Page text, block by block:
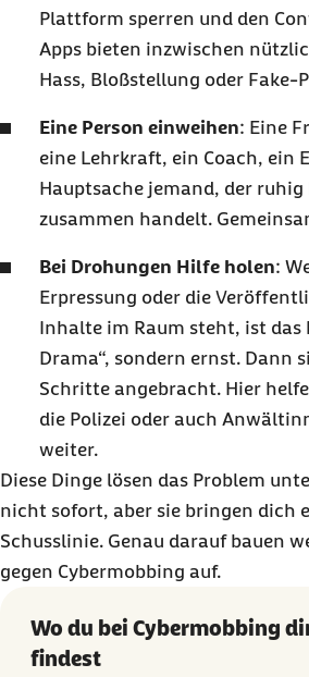
Plattform sperren und den
Apps bieten inzwischen
Hass, Bloßstellung oder Fake-
Eine Person einweihen: Eine
eine Lehrkraft, ein Coach, ein
Hauptsache jemand, der
zusammen handelt.
Bei Drohungen Hilfe holen:
Erpressung oder die
Inhalte im Raum steht, ist das
Drama“, sondern ernst. Dann
Schritte angebracht. Hier
die Polizei oder auch
weiter.
Diese Dinge lösen das Problem
nicht sofort, aber sie bringen dich
Schusslinie. Genau darauf bauen
gegen Cybermobbing auf.
Wo du bei Cybermobbing
findest